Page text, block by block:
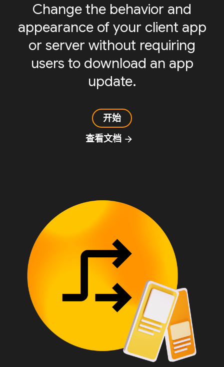
Change the behavior and
appearance of your client app
or server without requiring
users to download an app
update.
开始
查看文档 arrow_forward